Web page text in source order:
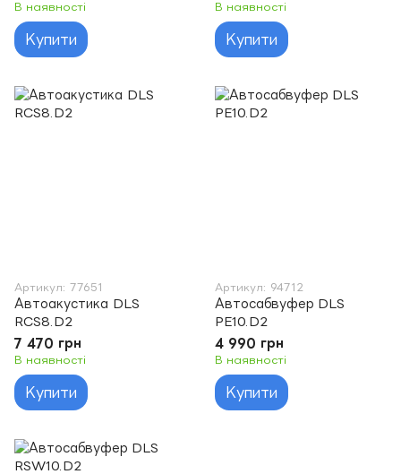
В наявності
Купити
В наявності
Купити
Артикул: 77651
Автоакустика DLS
RCS8.D2
7 470 грн
В наявності
Купити
Артикул: 94712
Автосабвуфер DLS
PE10.D2
4 990 грн
В наявності
Купити